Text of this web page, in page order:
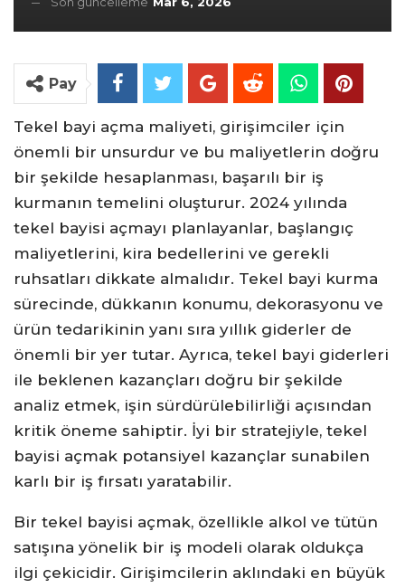
Pay
Tekel bayi açma maliyeti, girişimciler için
önemli bir unsurdur ve bu maliyetlerin doğru
bir şekilde hesaplanması, başarılı bir iş
kurmanın temelini oluşturur. 2024 yılında
tekel bayisi açmayı planlayanlar, başlangıç
maliyetlerini, kira bedellerini ve gerekli
ruhsatları dikkate almalıdır. Tekel bayi kurma
sürecinde, dükkanın konumu, dekorasyonu ve
ürün tedarikinin yanı sıra yıllık giderler de
önemli bir yer tutar. Ayrıca, tekel bayi giderleri
ile beklenen kazançları doğru bir şekilde
analiz etmek, işin sürdürülebilirliği açısından
kritik öneme sahiptir. İyi bir stratejiyle, tekel
bayisi açmak potansiyel kazançlar sunabilen
karlı bir iş fırsatı yaratabilir.
Bir tekel bayisi açmak, özellikle alkol ve tütün
satışına yönelik bir iş modeli olarak oldukça
ilgi çekicidir. Girişimcilerin aklındaki en büyük